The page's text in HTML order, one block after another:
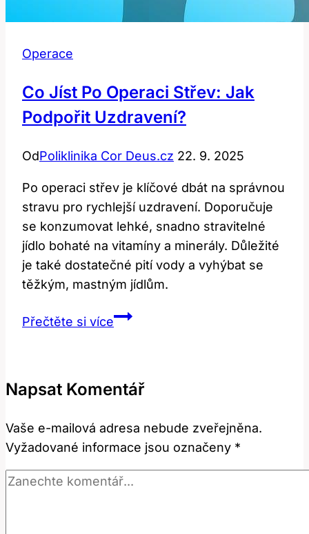
Operace
Co Jíst Po Operaci Střev: Jak
Podpořit Uzdravení?
OdPoliklinika Cor Deus.cz 22. 9. 2025
Po operaci střev je klíčové dbát na správnou
stravu pro rychlejší uzdravení. Doporučuje
se konzumovat lehké, snadno stravitelné
jídlo bohaté na vitamíny a minerály. Důležité
je také dostatečné pití vody a vyhýbat se
těžkým, mastným jídlům.
Přečtěte si víceCo
střev:
podpořit
uzdravení?
Napsat Komentář
Vaše e-mailová adresa nebude zveřejněna.
Vyžadované informace jsou označeny *